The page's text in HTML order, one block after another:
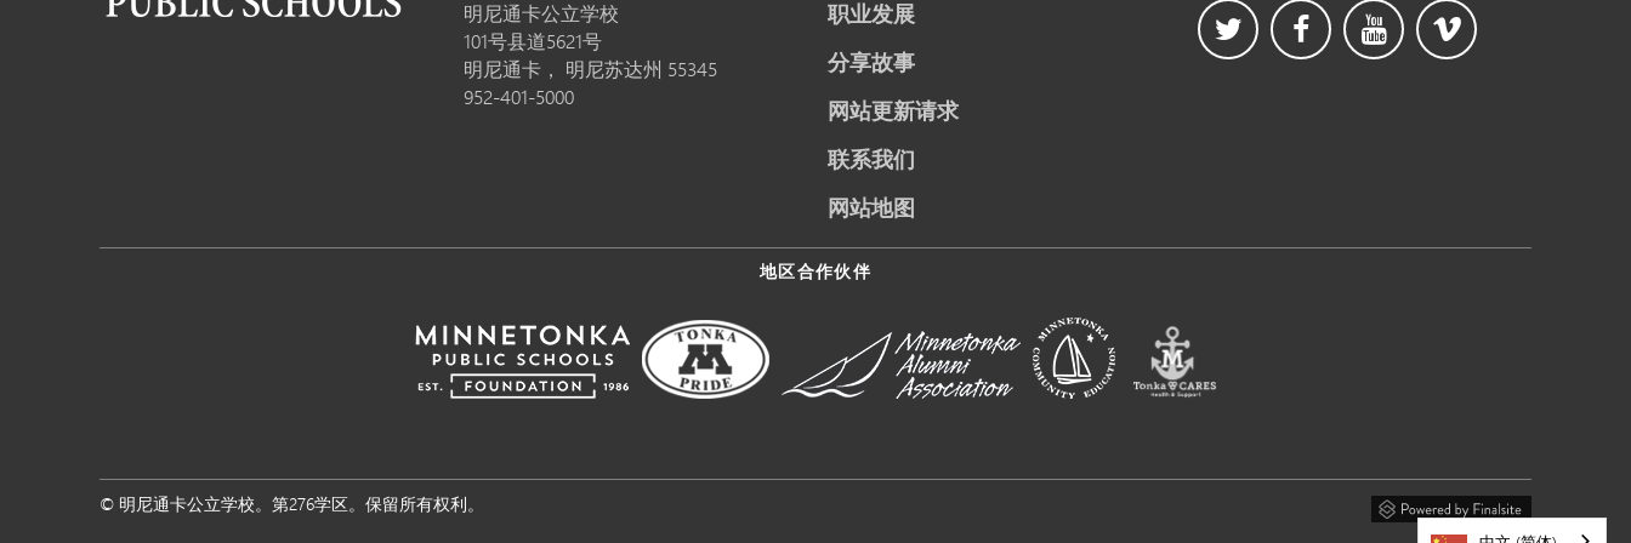
明尼通卡公立学校
101号县道5621号
明尼通卡， 明尼苏达州 55345
952-401-5000
职业发展
分享故事
网站更新请求
联系我们
网站地图
地区合作伙伴
© 明尼通卡公立学校。第276学区。保留所有权利。